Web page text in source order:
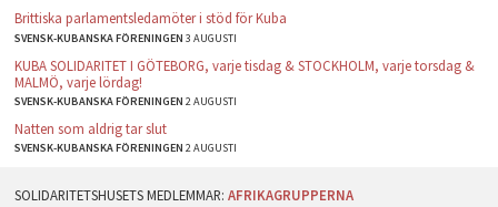
Brittiska parlamentsledamöter i stöd för Kuba
SVENSK-KUBANSKA FÖRENINGEN3 AUGUSTI
KUBA SOLIDARITET I GÖTEBORG, varje tisdag & STOCKHOLM, varje torsdag &
MALMÖ, varje lördag!
SVENSK-KUBANSKA FÖRENINGEN2 AUGUSTI
Natten som aldrig tar slut
SVENSK-KUBANSKA FÖRENINGEN2 AUGUSTI
AFRIKAGRUPPERNA